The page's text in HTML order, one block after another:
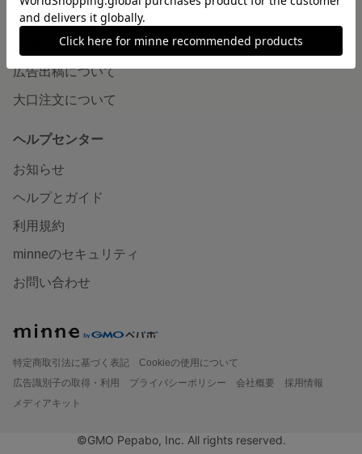
企業の方へ
広告出稿について
大口注文について
ヘルプセンター
お知らせ
ヘルプとガイド
利用規約
minneのセキュリティ
お問い合わせ
特定商取引法に基づく表記
Cookieの使用について
広告識別子の取得・利用
プライバシーポリシー 会社概要
採用情報
メディアキット
©GMO Pepabo, Inc. All rights reserved.